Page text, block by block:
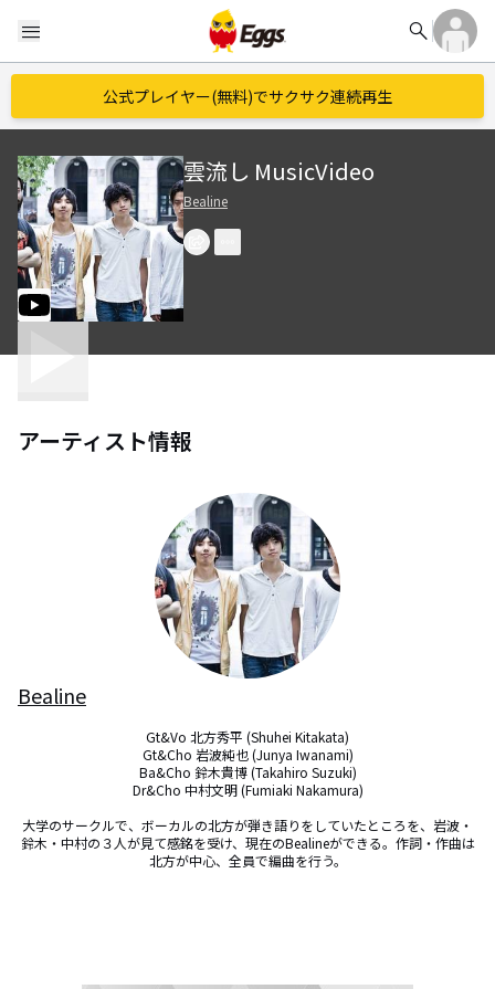
menu search
公式プレイヤー(無料)でサクサク連続再生
雲流し MusicVideo
Bealine
アーティスト情報
Bealine
Gt&Vo 北方秀平 (Shuhei Kitakata)
Gt&Cho 岩波純也 (Junya Iwanami)
Ba&Cho 鈴木貴博 (Takahiro Suzuki)
Dr&Cho 中村文明 (Fumiaki Nakamura)
大学のサークルで、ボーカルの北方が弾き語りをしていたところを、岩波・
鈴木・中村の３人が見て感銘を受け、現在のBealineができる。作詞・作曲は
北方が中心、全員で編曲を行う。